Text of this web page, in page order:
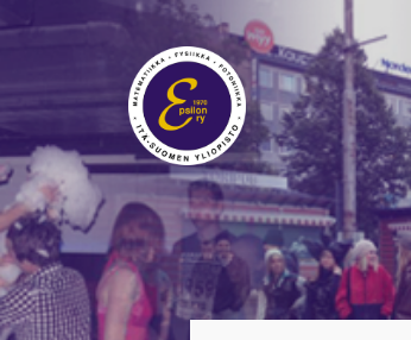
Siirry
Epsilon ry